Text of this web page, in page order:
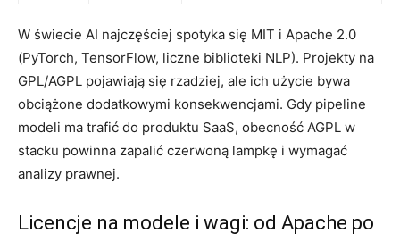
W świecie AI najczęściej spotyka się MIT i Apache 2.0
(PyTorch, TensorFlow, liczne biblioteki NLP). Projekty na
GPL/AGPL pojawiają się rzadziej, ale ich użycie bywa
obciążone dodatkowymi konsekwencjami. Gdy pipeline
modeli ma trafić do produktu SaaS, obecność AGPL w
stacku powinna zapalić czerwoną lampkę i wymagać
analizy prawnej.
Licencje na modele i wagi: od Apache po